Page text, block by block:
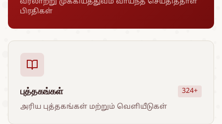
வரலாற்று முக்கியத்துவம் வாய்ந்த செய்தித்தாள்
பிரதிகள்
புத்தகங்கள்
324+
அரிய புத்தகங்கள் மற்றும் வெளியீடுகள்